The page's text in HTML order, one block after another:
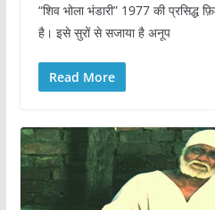
“शिव भोला भंडारी” 1977 की प्रसिद्ध
है। इसे सुरों से सजाया है अनूप
Read More